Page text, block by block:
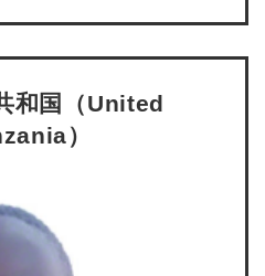
和国（United
）